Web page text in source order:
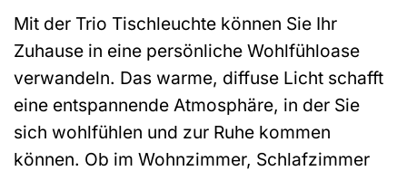
Mit der Trio Tischleuchte können Sie Ihr
Zuhause in eine persönliche Wohlfühloase
verwandeln. Das warme, diffuse Licht schafft
eine entspannende Atmosphäre, in der Sie
sich wohlfühlen und zur Ruhe kommen
können. Ob im Wohnzimmer, Schlafzimmer